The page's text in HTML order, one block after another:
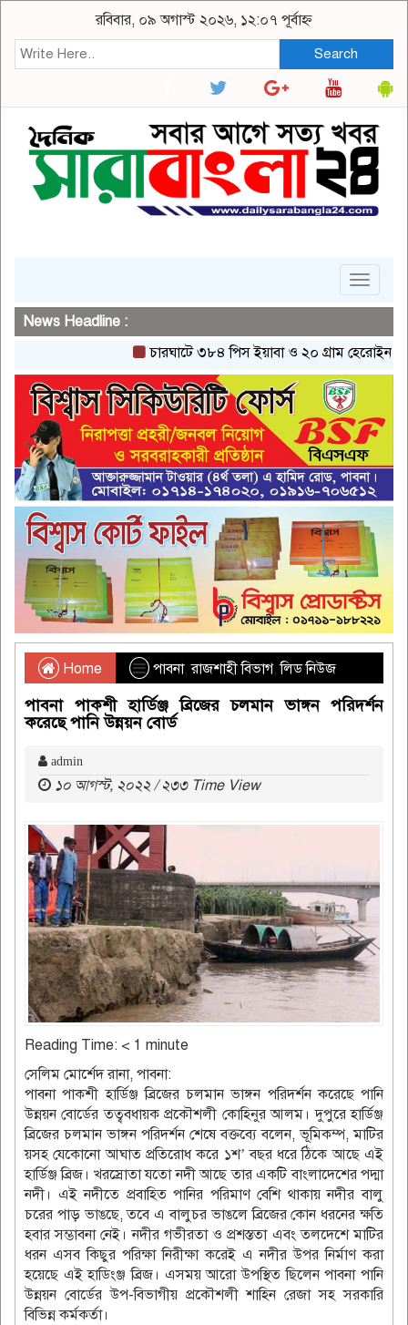
রবিবার, ০৯ অগাস্ট ২০২৬, ১২:০৭ পূর্বাহ্ন
Search
Toggle
News Headline :
চারঘাটে ৩৮৪ পিস ইয়াবা ও ২০ গ্রাম হেরোইনসহ
Home পাবনা,রাজশাহী বিভাগ,লিড নিউজ
পাবনা পাকশী হার্ডিঞ্জ ব্রিজের চলমান ভাঙ্গন পরিদর্শন
করেছে পানি উন্নয়ন বোর্ড
admin
১০ আগস্ট, ২০২২ / ২৩৩ Time View
Reading Time: < 1 minute
সেলিম মোর্শেদ রানা, পাবনা:
পাবনা পাকশী হার্ডিঞ্জ ব্রিজের চলমান ভাঙ্গন পরিদর্শন করেছে পানি
উন্নয়ন বোর্ডের তত্ববধায়ক প্রকৌশলী কোহিনুর আলম। দুপুরে হার্ডিঞ্জ
ব্রিজের চলমান ভাঙ্গন পরিদর্শন শেষে বক্তব্যে বলেন, ভূমিকম্প, মাটির
য়সহ যেকোনো আঘাত প্রতিরোধ করে ১শ’ বছর ধরে ঠিকে আছে এই
হার্ডিঞ্জ ব্রিজ। খরস্রোতা যতো নদী আছে তার একটি বাংলাদেশের পদ্মা
নদী। এই নদীতে প্রবাহিত পানির পরিমাণ বেশি থাকায় নদীর বালু
চরের পাড় ভাঙছে, তবে এ বালুচর ভাঙলে ব্রিজের কোন ধরনের ক্ষতি
হবার সম্ভাবনা নেই। নদীর গভীরতা ও প্রশস্ততা এবং তলদেশে মাটির
ধরন এসব কিছুর পরিক্ষা নিরীক্ষা করেই এ নদীর উপর নির্মাণ করা
হয়েছে এই হাডিংঞ্জ ব্রিজ। এসময় আরো উপস্থিত ছিলেন পাবনা পানি
উন্নয়ন বোর্ডের উপ-বিভাগীয় প্রকৌশলী শাহিন রেজা সহ সরকারি
বিভিন্ন কর্মকর্তা।